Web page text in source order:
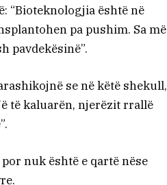
“Bioteknologjia është në
pa pushim. Sa më
pavdekësinë”.
se në këtë shekull,
të kaluarën, njerëzit rrallë
nuk është e qartë nëse